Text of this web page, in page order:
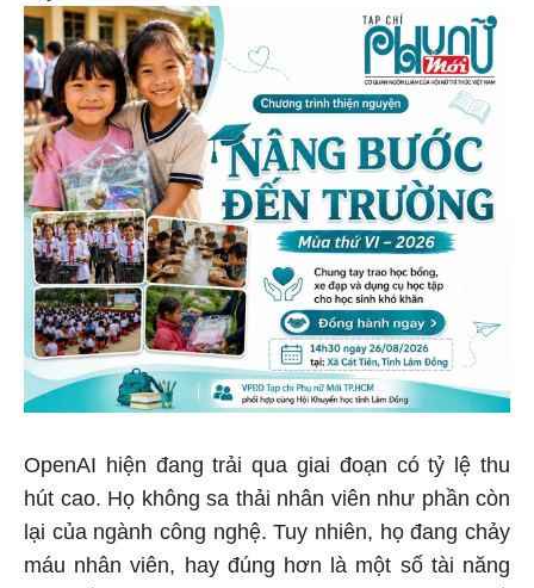
OpenAI hiện đang trải qua giai đoạn có tỷ lệ thu
hút cao. Họ không sa thải nhân viên như phần còn
lại của ngành công nghệ. Tuy nhiên, họ đang chảy
máu nhân viên, hay đúng hơn là một số tài năng